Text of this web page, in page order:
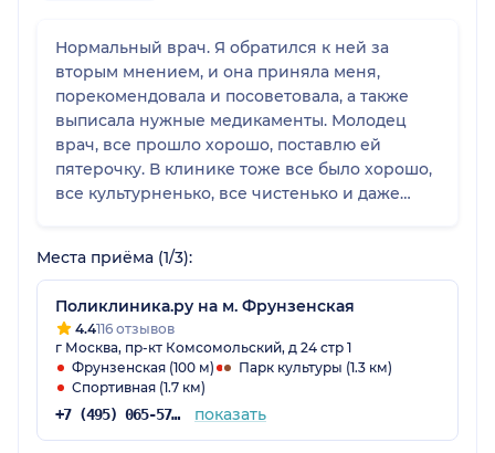
Нормальный врач. Я обратился к ней за
вторым мнением, и она приняла меня,
порекомендовала и посоветовала, а также
выписала нужные медикаменты. Молодец
врач, все прошло хорошо, поставлю ей
пятерочку. В клинике тоже все было хорошо,
все культурненько, все чистенько и даже
Места приёма (1/3):
Поликлиника.ру на м. Фрунзенская
4.4116 отзывов
г Москва, пр-кт Комсомольский, д 24 стр 1
Фрунзенская (100 м)
Парк культуры (1.3 км)
Спортивная (1.7 км)
+7 (495) 065-57-73 показать